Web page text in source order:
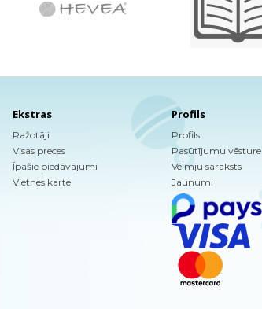
Ekstras
Ražotāji
Visas preces
Īpašie piedāvājumi
Vietnes karte
Profils
Profils
Pasūtījumu vēsture
Vēlmju saraksts
Jaunumi